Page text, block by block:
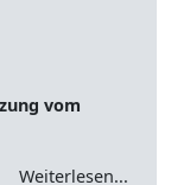
vom
Weiterlesen...